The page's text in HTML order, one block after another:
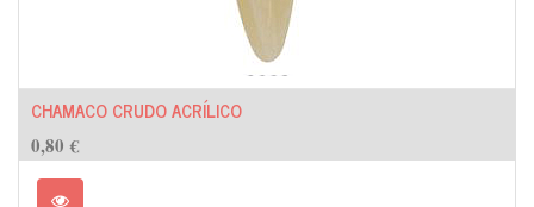
CHAMACO CRUDO ACRÍLICO
0,80 €